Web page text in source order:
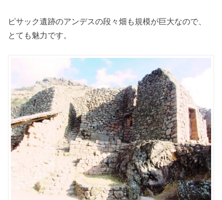
ピサック遺跡のアンデスの段々畑も規模が巨大なので、
とても魅力です。